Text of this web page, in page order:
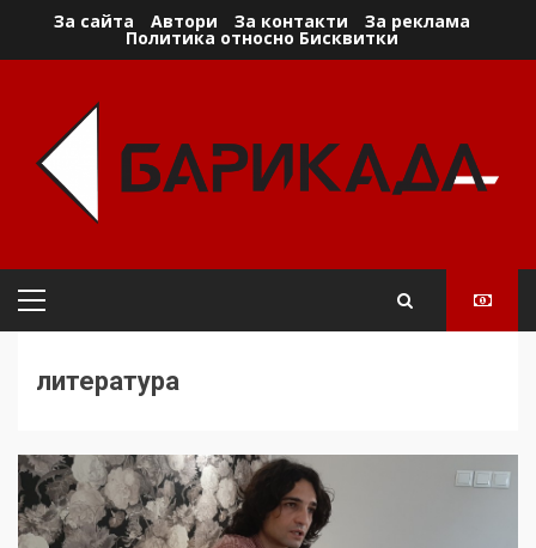
За сайта Автори За контакти За реклама
Политика относно Бисквитки
Primary
литература